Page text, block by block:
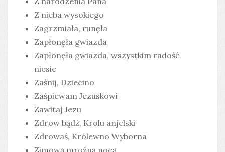
Z nieba wysokiego
Zagrzmiała, runęła
Zapłonęła gwiazda
Zapłonęła gwiazda, wszystkim radość
niesie
Zaśnij, Dziecino
Zaśpiewam Jezuskowi
Zawitaj Jezu
Zdrow bądź, Krolu anjelski
Zdrowaś, Królewno Wyborna
Zimową mroźną nocą